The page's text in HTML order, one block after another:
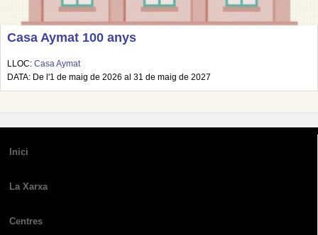
Casa Aymat 100 anys
LLOC: Casa Aymat
DATA: De l'1 de maig de 2026 al 31 de maig de 2027
Inici
La Xarxa
Centres